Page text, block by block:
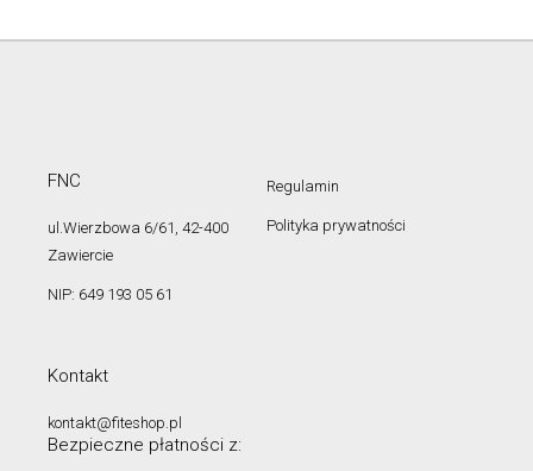
FNC
ul.Wierzbowa 6/61, 42-400
Zawiercie
NIP: 649 193 05 61
Regulamin
Polityka prywatności
Kontakt
kontakt@fiteshop.pl
Bezpieczne płatności z: